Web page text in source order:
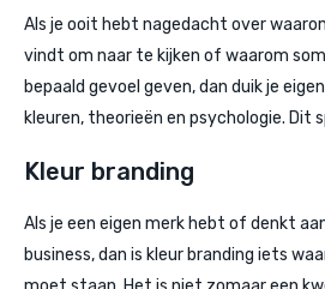
Als je ooit hebt nagedacht over
vindt om naar te kijken of waarom
bepaald gevoel geven, dan duik je
kleuren, theorieën en psychologie. Dit
Kleur branding
Als je een eigen merk hebt of denkt
business, dan is kleur branding iets